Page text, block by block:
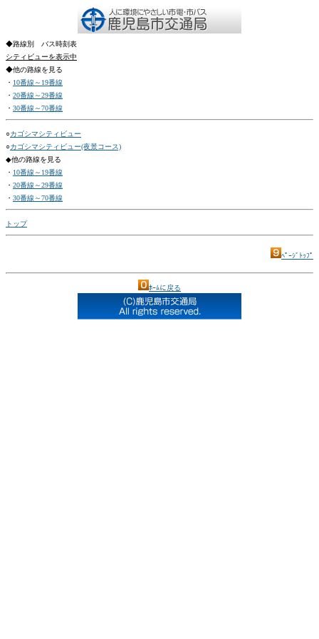
◆路線別 バス時刻表
シティビューを表示中
◆他の路線を見る
・ 10番線～19番線
・ 20番線～29番線
・ 30番線～70番線
○カゴシマシティビュー
○カゴシマシティビュー(夜景コース)
◆他の路線を見る
・ 10番線～19番線
・ 20番線～29番線
・ 30番線～70番線
トップ
ﾍﾟｰｼﾞﾄｯﾌﾟ
ﾎｰﾑに戻る